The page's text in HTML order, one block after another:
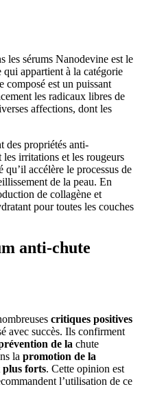
les sérums Nanodevine est le
appartient à la catégorie
est un puissant
les radicaux libres de
affections, dont les
des propriétés anti-
irritations et les rougeurs
accélère le processus de
de la peau. En
de collagène et
pour toutes les couches
anti-chute
critiques positives
avec succès. Ils confirment
de la chute
la promotion de la
plus forts. Cette opinion est
l’utilisation de ce